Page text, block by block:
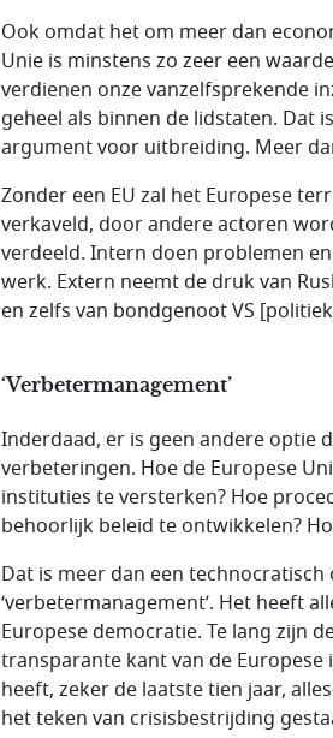
Ook omdat het om meer dan
Unie is minstens zo zeer een
verdienen onze vanzelfsprekende
geheel als binnen de lidstaten. Dat
argument voor uitbreiding. Meer
Zonder een EU zal het Europese
verkaveld, door andere actoren
verdeeld. Intern doen problemen
werk. Extern neemt de druk van
en zelfs van bondgenoot VS
‘Verbetermanagement’
Inderdaad, er is geen andere optie
verbeteringen. Hoe de Europese
instituties te versterken? Hoe
behoorlijk beleid te ontwikkelen?
Dat is meer dan een
‘verbetermanagement’. Het heeft
Europese democratie. Te lang zijn
transparante kant van de
heeft, zeker de laatste tien jaar,
het teken van crisisbestrijding